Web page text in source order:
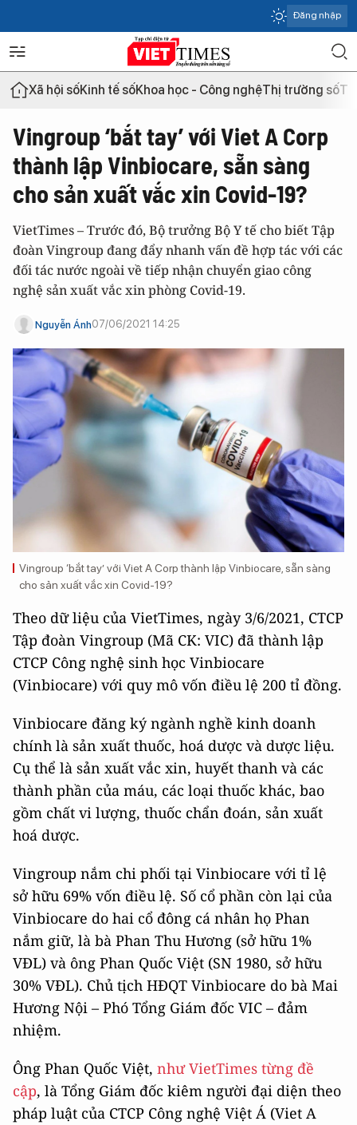
Đăng nhập
Xã hội sốKinh tế sốKhoa học - Công nghệThị trường số
Vingroup ‘bắt tay’ với Viet A Corp
thành lập Vinbiocare, sẵn sàng
cho sản xuất vắc xin Covid-19?
VietTimes – Trước đó, Bộ trưởng Bộ Y tế cho biết Tập
đoàn Vingroup đang đẩy nhanh vấn đề hợp tác với các
đối tác nước ngoài về tiếp nhận chuyển giao công
nghệ sản xuất vắc xin phòng Covid-19.
Nguyễn Ánh07/06/2021 14:25
Vingroup ‘bắt tay’ với Viet A Corp thành lập Vinbiocare, sẵn sàng
cho sản xuất vắc xin Covid-19?
Theo dữ liệu của VietTimes, ngày 3/6/2021, CTCP
Tập đoàn Vingroup (Mã CK: VIC) đã thành lập
CTCP Công nghệ sinh học Vinbiocare
(Vinbiocare) với quy mô vốn điều lệ 200 tỉ đồng.
Vinbiocare đăng ký ngành nghề kinh doanh
chính là sản xuất thuốc, hoá dược và dược liệu.
Cụ thể là sản xuất vắc xin, huyết thanh và các
thành phần của máu, các loại thuốc khác, bao
gồm chất vi lượng, thuốc chẩn đoán, sản xuất
hoá dược.
Vingroup nắm chi phối tại Vinbiocare với tỉ lệ
sở hữu 69% vốn điều lệ. Số cổ phần còn lại của
Vinbiocare do hai cổ đông cá nhân họ Phan
nắm giữ, là bà Phan Thu Hương (sở hữu 1%
VĐL) và ông Phan Quốc Việt (SN 1980, sở hữu
30% VĐL). Chủ tịch HĐQT Vinbiocare do bà Mai
Hương Nội – Phó Tổng Giám đốc VIC – đảm
nhiệm.
Ông Phan Quốc Việt, như VietTimes từng đề
cập, là Tổng Giám đốc kiêm người đại diện theo
pháp luật của CTCP Công nghệ Việt Á (Viet A